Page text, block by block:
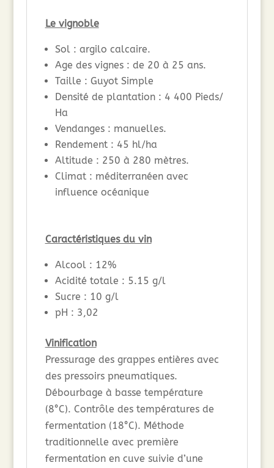
Le vignoble
Sol : argilo calcaire.
Age des vignes : de 20 à 25 ans.
Taille : Guyot Simple
Densité de plantation : 4 400 Pieds/
Ha
Vendanges : manuelles.
Rendement : 45 hl/ha
Altitude : 250 à 280 mètres.
Climat : méditerranéen avec
influence océanique
Caractéristiques du vin
Alcool : 12%
Acidité totale : 5.15 g/l
Sucre : 10 g/l
pH : 3,02
Vinification
Pressurage des grappes entières avec
des pressoirs pneumatiques.
Débourbage à basse température
(8°C). Contrôle des températures de
fermentation (18°C). Méthode
traditionnelle avec première
fermentation en cuve suivie d’une